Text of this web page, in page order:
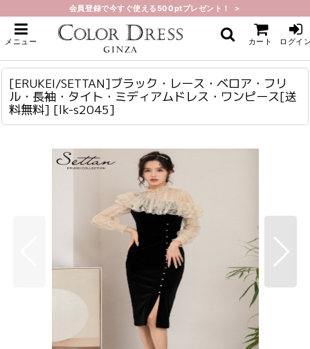
会員登録で今すぐ使える500ptプレゼント！ ＞
メニュー カート ログイ
ホーム > ミディアム
[ERUKEI/SETTAN]ブラック・レース・ベロア・フリル・長袖・タイト・ミディ
アムドレス・ワンピース[送料無料]
[ERUKEI/SETTAN]ブラック・レース・ベロア・フリ
ル・長袖・タイト・ミディアムドレス・ワンピース[送
料無料] [lk-s2045]